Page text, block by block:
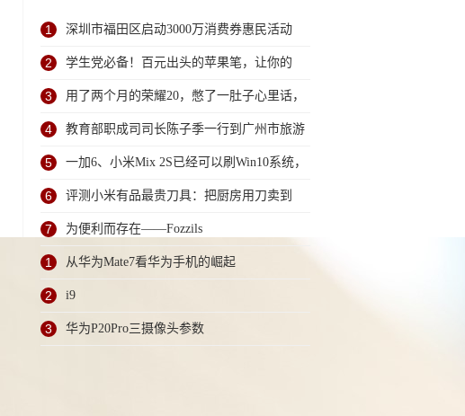
1 深圳市福田区启动3000万消费券惠民活动
2 学生党必备！百元出头的苹果笔，让你的
iPad成为学习神器
3 用了两个月的荣耀20，憋了一肚子心里话，
今天终于一吐为快
4 教育部职成司司长陈子季一行到广州市旅游
商务职业学校考察调研
5 一加6、小米Mix 2S已经可以刷Win10系统，
网友：安卓提不动刀了？
6 评测小米有品最贵刀具：把厨房用刀卖到
999元的秘密
7 为便利而存在——Fozzils
1 从华为Mate7看华为手机的崛起
2 i9
3 华为P20Pro三摄像头参数